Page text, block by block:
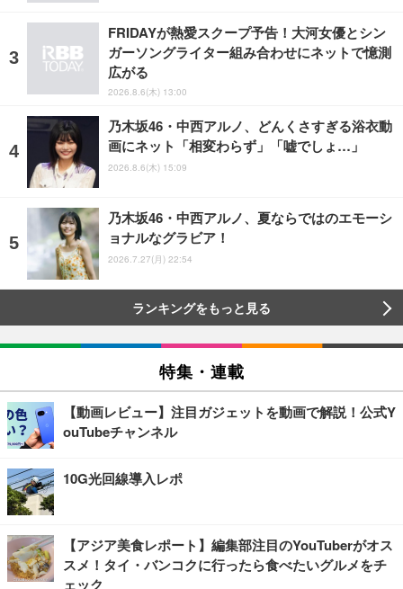
FRIDAYが熱愛スクープ予告！大河女優とシン
ガーソングライター組み合わせにネットで憶測
広がる
2026.8.6(木) 13:00
乃木坂46・中西アルノ、どんくさすぎる浴衣動
画にネット「相変わらず」「嘘でしょ…」
2026.8.6(木) 15:09
乃木坂46・中西アルノ、夏ならではのエモーシ
ョナルなグラビア！
2026.7.27(月) 22:54
ランキングをもっと見る
特集・連載
【動画レビュー】注目ガジェットを動画で解説！公式Y
ouTubeチャンネル
10G光回線導入レポ
【アジア美食レポート】編集部注目のYouTuberがオス
スメ！タイ・バンコクに行ったら食べたいグルメをチ
ェック